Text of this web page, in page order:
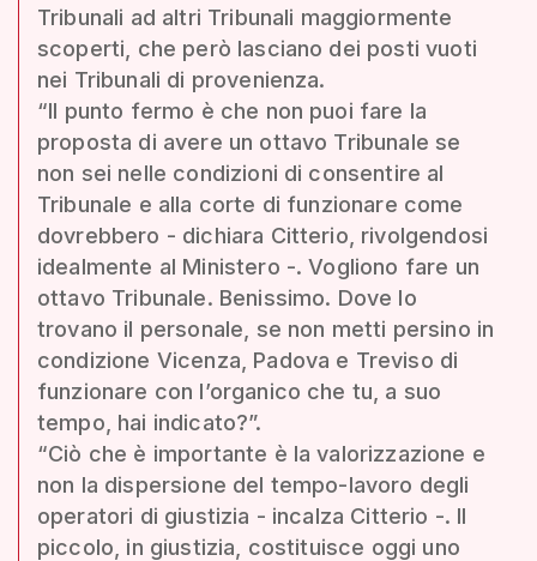
Tribunali ad altri Tribunali maggiormente
scoperti, che però lasciano dei posti vuoti
nei Tribunali di provenienza.
“Il punto fermo è che non puoi fare la
proposta di avere un ottavo Tribunale se
non sei nelle condizioni di consentire al
Tribunale e alla corte di funzionare come
dovrebbero - dichiara Citterio, rivolgendosi
idealmente al Ministero -. Vogliono fare un
ottavo Tribunale. Benissimo. Dove lo
trovano il personale, se non metti persino in
condizione Vicenza, Padova e Treviso di
funzionare con l’organico che tu, a suo
tempo, hai indicato?”.
“Ciò che è importante è la valorizzazione e
non la dispersione del tempo-lavoro degli
operatori di giustizia - incalza Citterio -. Il
piccolo, in giustizia, costituisce oggi uno